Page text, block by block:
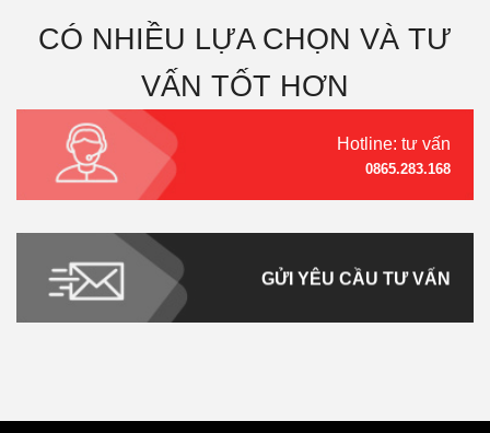
CÓ NHIỀU LỰA CHỌN VÀ TƯ
VẤN TỐT HƠN
Hotline: tư vấn
0865.283.168
GỬI YÊU CẦU TƯ VẤN